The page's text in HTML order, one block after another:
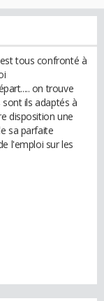
tous confronté à
on trouve
ils adaptés à
disposition une
sa parfaite
l'emploi sur les